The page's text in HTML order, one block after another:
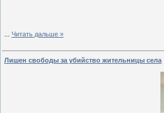
Читать дальше »
Лишен свободы за убийство жительницы села